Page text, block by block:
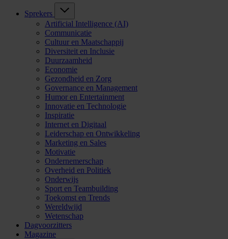
Sprekers
Artificial Intelligence (AI)
Communicatie
Cultuur en Maatschappij
Diversiteit en Inclusie
Duurzaamheid
Economie
Gezondheid en Zorg
Governance en Management
Humor en Entertainment
Innovatie en Technologie
Inspiratie
Internet en Digitaal
Leiderschap en Ontwikkeling
Marketing en Sales
Motivatie
Ondernemerschap
Overheid en Politiek
Onderwijs
Sport en Teambuilding
Toekomst en Trends
Wereldwijd
Wetenschap
Dagvoorzitters
Magazine